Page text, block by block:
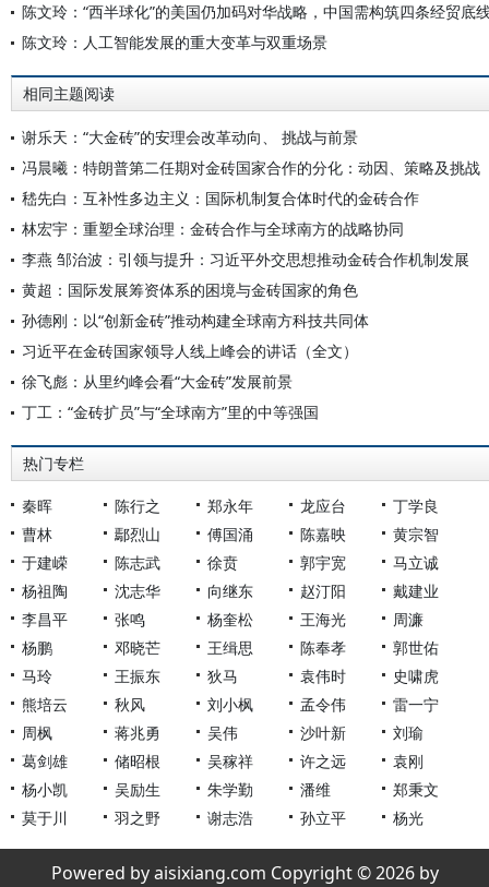
陈文玲：“西半球化”的美国仍加码对华战略，中国需构筑四条经贸底
陈文玲：人工智能发展的重大变革与双重场景
相同主题阅读
谢乐天：“大金砖”的安理会改革动向、 挑战与前景
冯晨曦：特朗普第二任期对金砖国家合作的分化：动因、策略及挑战
嵇先白：互补性多边主义：国际机制复合体时代的金砖合作
林宏宇：重塑全球治理：金砖合作与全球南方的战略协同
李燕 邹治波：引领与提升：习近平外交思想推动金砖合作机制发展
黄超：国际发展筹资体系的困境与金砖国家的角色
孙德刚：以“创新金砖”推动构建全球南方科技共同体
习近平在金砖国家领导人线上峰会的讲话（全文）
徐飞彪：从里约峰会看“大金砖”发展前景
丁工：“金砖扩员”与“全球南方”里的中等强国
热门专栏
秦晖 陈行之 郑永年 龙应台
丁学良
曹林
鄢烈山 傅国涌 陈嘉映
黄宗智
于建嵘
陈志武 徐贲 郭宇宽
马立诚
杨祖陶
沈志华 向继东 赵汀阳
戴建业
李昌平
张鸣 杨奎松 王海光
周濂
杨鹏
邓晓芒 王缉思 陈奉孝
郭世佑
马玲
王振东 狄马 袁伟时
史啸虎
熊培云
秋风 刘小枫 孟令伟
雷一宁
周枫
蒋兆勇 吴伟 沙叶新
刘瑜
葛剑雄
储昭根 吴稼祥 许之远
袁刚
杨小凯
吴励生 朱学勤 潘维
郑秉文
莫于川
羽之野 谢志浩 孙立平 杨光
Powered by aisixiang.com Copyright © 2026 by